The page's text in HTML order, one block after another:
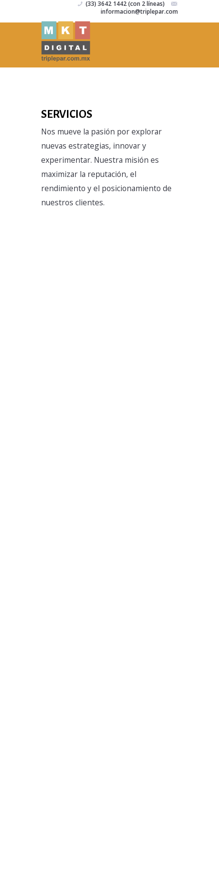
(33) 3642 1442 (con 2 líneas)
informacion@triplepar.com
SERVICIOS
Nos mueve la pasión por explorar
nuevas estrategias, innovar y
experimentar. Nuestra misión es
maximizar la reputación, el
rendimiento y el posicionamiento de
nuestros clientes.